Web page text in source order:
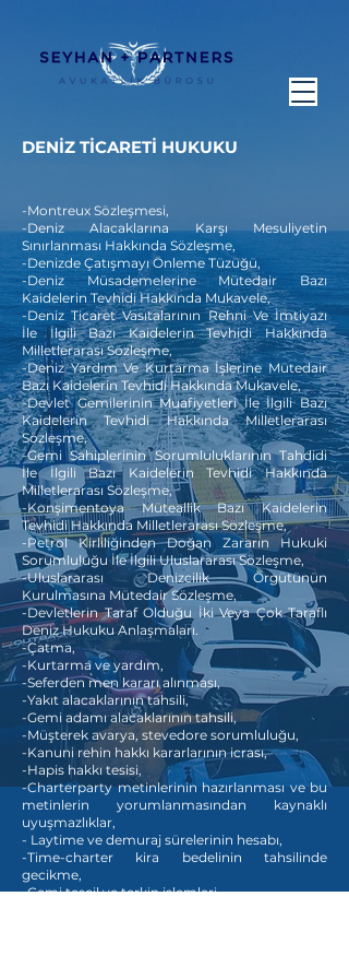
DENİZ TİCARETİ HUKUKU
-Montreux Sözleşmesi,
-Deniz Alacaklarına Karşı Mesuliyetin
Sınırlanması Hakkında Sözleşme,
-Denizde Çatışmayı Önleme Tüzüğü,
-Deniz Müsademelerine Mütedair Bazı
Kaidelerin Tevhidi Hakkında Mukavele,
-Deniz Ticaret Vasıtalarının Rehni Ve İmtiyazı
İle İlgili Bazı Kaidelerin Tevhidi Hakkında
Milletlerarası Sözleşme,
-Deniz Yardım Ve Kurtarma İşlerine Mütedair
Bazı Kaidelerin Tevhidi Hakkında Mukavele,
-Devlet Gemilerinin Muafiyetleri İle İlgili Bazı
Kaidelerin Tevhidi Hakkında Milletlerarası
Sözleşme,
-Gemi Sahiplerinin Sorumluluklarının Tahdidi
İle İlgili Bazı Kaidelerin Tevhidi Hakkında
Milletlerarası Sözleşme,
-Konşimentoya Müteallik Bazı Kaidelerin
Tevhidi Hakkında Milletlerarası Sözleşme,
-Petrol Kirliliğinden Doğan Zararın Hukuki
Sorumluluğu İle İlgili Uluslararası Sözleşme,
-Uluslararası Denizcilik Örgütünün
Kurulmasına Mütedair Sözleşme,
-Devletlerin Taraf Olduğu İki Veya Çok Taraflı
Deniz Hukuku Anlaşmaları.
-Çatma,
-Kurtarma ve yardım,
-Seferden men kararı alınması,
-Yakıt alacaklarının tahsili,
-Gemi adamı alacaklarının tahsili,
-Müşterek avarya, stevedore sorumluluğu,
-Kanuni rehin hakkı kararlarının icrası,
-Hapis hakkı tesisi,
-Charterparty metinlerinin hazırlanması ve bu
metinlerin yorumlanmasından kaynaklı
uyuşmazlıklar,
- Laytime ve demuraj sürelerinin hesabı,
-Time-charter kira bedelinin tahsilinde
gecikme,
-Gemi tescil ve terkin işlemleri,